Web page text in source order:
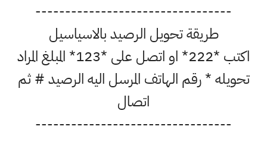
---------------------------------
طريقة تحويل الرصيد بالاسياسيل
اكتب *222* او اتصل على *123* المبلغ المراد
تحويله * رقم الهاتف المرسل اليه الرصيد # ثم
اتصال
---------------------------------